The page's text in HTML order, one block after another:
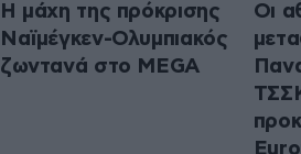
Η μάχη της πρόκρισης
Ναϊμέγκεν-Ολυμπιακός
ζωντανά στο MEGA
Οι